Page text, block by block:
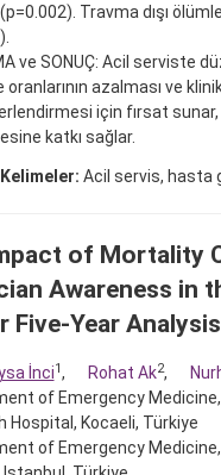
Travma dışı
ve SONUÇ: Acil serviste
azalması ve
için fırsat
katkı sağlar.
Acil servis, hasta
of Mortality
Awareness in
Five-Year Analysis
İnci1, Rohat Ak2,
of Emergency
Hospital, Kocaeli, Türkiye
of Emergency